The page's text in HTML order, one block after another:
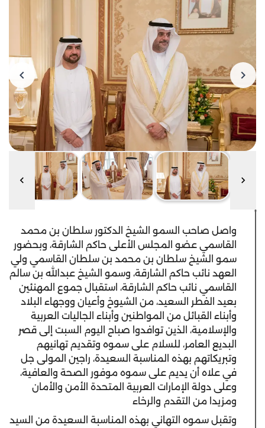
واصل صاحب السمو الشيخ الدكتور سلطان بن محمد
القاسمي عضو المجلس الأعلى حاكم الشارقة، وبحضور
سمو الشيخ سلطان بن محمد بن سلطان القاسمي ولي
العهد نائب حاكم الشارقة، وسمو الشيخ عبدالله بن سالم
القاسمي نائب حاكم الشارقة، استقبال جموع المهنئين
بعيد الفطر السعيد، من الشيوخ وأعيان ووجهاء البلاد
وأبناء القبائل من المواطنين وأبناء الجاليات العربية
والإسلامية، الذين توافدوا صباح اليوم السبت إلى قصر
البديع العامر، للسلام على سموه وتقديم تهانيهم
وتبريكاتهم بهذه المناسبة السعيدة، راجين المولى جل
في علاه أن يديم على سموه موفور الصحة والعافية،
وعلى دولة الإمارات العربية المتحدة الأمن والأمان
ومزيدا من التقدم والرخاء
وتقبل سموه التهاني بهذه المناسبة السعيدة من السيد